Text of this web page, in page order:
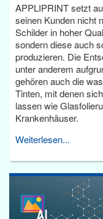
APPLIPRINT setzt
seinen Kunden nicht
Schilder in hoher
sondern diese auch
produzieren. Die
unter anderem
gehören auch die
Tinten, mit denen
lassen wie
Krankenhäuser.
Weiterlesen...